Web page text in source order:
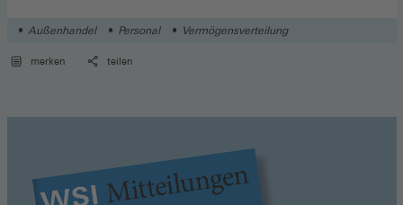
Außenhandel Personal Vermögensverteilung
merken teilen